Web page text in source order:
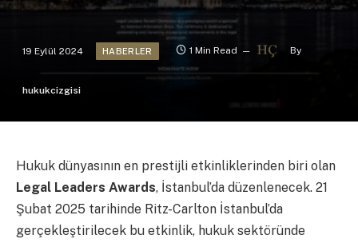
19 Eylül 2024 HABERLER 1 Min Read By
hukukcizgisi
Hukuk dünyasının en prestijli etkinliklerinden biri olan
Legal Leaders Awards, İstanbul’da düzenlenecek. 21
Şubat 2025 tarihinde Ritz-Carlton İstanbul’da
gerçekleştirilecek bu etkinlik, hukuk sektöründe